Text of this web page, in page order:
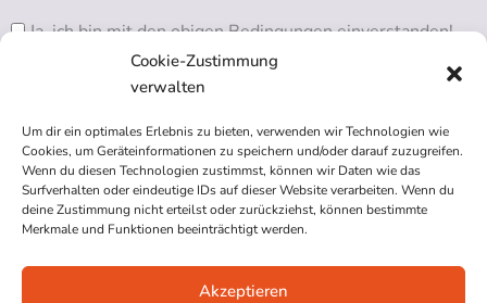
Cookie-Zustimmung
verwalten
Um dir ein optimales Erlebnis zu bieten, verwenden wir Technologien wie
Cookies, um Geräteinformationen zu speichern und/oder darauf zuzugreifen.
Wenn du diesen Technologien zustimmst, können wir Daten wie das
Surfverhalten oder eindeutige IDs auf dieser Website verarbeiten. Wenn du
deine Zustimmung nicht erteilst oder zurückziehst, können bestimmte
Merkmale und Funktionen beeinträchtigt werden.
Akzeptieren
Ja, ich bin mit den obigen Bedingungen einverstanden!
RSS ABONNIEREN